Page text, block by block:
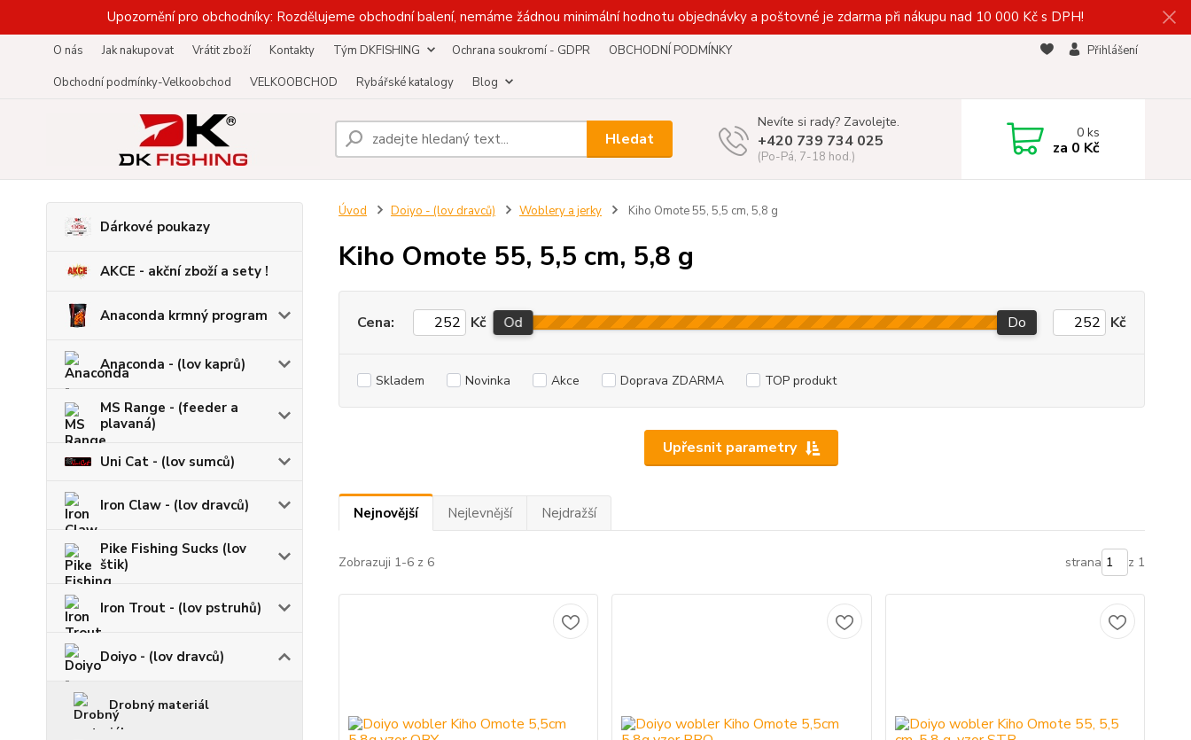
Upozornění pro obchodníky: Rozdělujeme obchodní balení, nemáme žádnou minimální hodnotu objednávky a poštovné je zdarma při nákupu nad 10 000 Kč s DPH!
O nás Jak nakupovat Vrátit zboží Kontakty Tým DKFISHING Ochrana soukromí - GDPR
OBCHODNÍ PODMÍNKY
Obchodní podmínky-Velkoobchod
VELKOOBCHOD Rybářské katalogy Blog
Přihlášení
Hledat
Nevíte si rady? Zavolejte.
+420 739 734 025
(Po-Pá, 7-18 hod.)
0ks
za 0 Kč
Dárkové poukazy
AKCE - akční zboží a sety !
Anaconda krmný program
Anaconda - (lov kaprů)
MS Range - (feeder a
plavaná)
Uni Cat - (lov sumců)
Iron Claw - (lov dravců)
Pike Fishing Sucks (lov
štik)
Iron Trout - (lov pstruhů)
Doiyo - (lov dravců)
Drobný materiál
Úvod Doiyo - (lov dravců) Woblery a jerky Kiho Omote 55, 5,5 cm, 5,8 g
Kiho Omote 55, 5,5 cm, 5,8 g
Upřesnit parametry
Cena: Kč Od Do Kč
Skladem Novinka Akce Doprava ZDARMA TOP produkt
Nejnovější Nejlevnější Nejdražší
Zobrazuji 1-6 z 6 strana z 1